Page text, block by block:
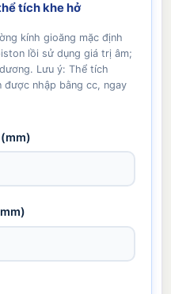
tích khe hở
kính gioăng mặc định
lồi sử dụng giá trị âm;
Lưu ý: Thể tích
nhập bằng cc, ngay
mm)
mm)